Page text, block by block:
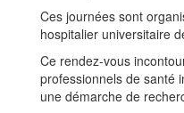
Ces journées sont
hospitalier universitaire
Ce rendez-vous
professionnels de santé
une démarche de